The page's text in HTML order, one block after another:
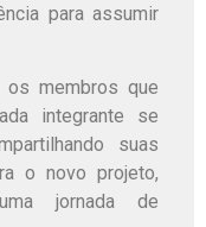
para assumir
os membros que
integrante se
suas
o novo projeto,
jornada de